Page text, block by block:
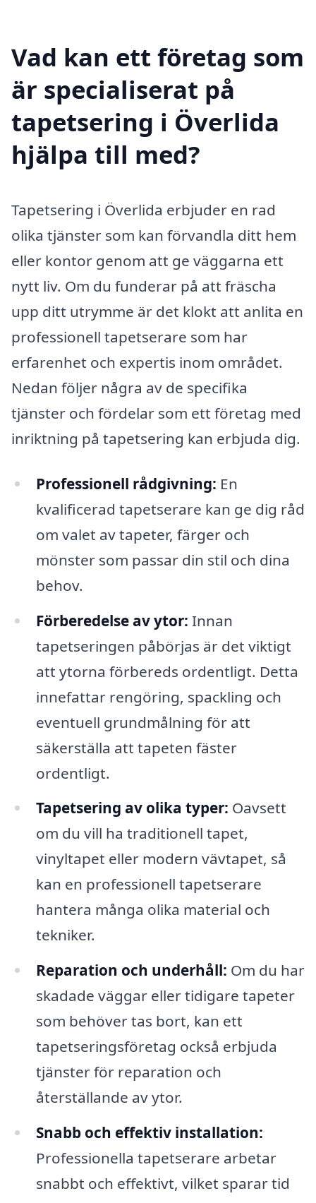
Vad kan ett företag som
är specialiserat på
tapetsering i Överlida
hjälpa till med?
Tapetsering i Överlida erbjuder en rad
olika tjänster som kan förvandla ditt hem
eller kontor genom att ge väggarna ett
nytt liv. Om du funderar på att fräscha
upp ditt utrymme är det klokt att anlita en
professionell tapetserare som har
erfarenhet och expertis inom området.
Nedan följer några av de specifika
tjänster och fördelar som ett företag med
inriktning på tapetsering kan erbjuda dig.
Professionell rådgivning: En
kvalificerad tapetserare kan ge dig råd
om valet av tapeter, färger och
mönster som passar din stil och dina
behov.
Förberedelse av ytor: Innan
tapetseringen påbörjas är det viktigt
att ytorna förbereds ordentligt. Detta
innefattar rengöring, spackling och
eventuell grundmålning för att
säkerställa att tapeten fäster
ordentligt.
Tapetsering av olika typer: Oavsett
om du vill ha traditionell tapet,
vinyltapet eller modern vävtapet, så
kan en professionell tapetserare
hantera många olika material och
tekniker.
Reparation och underhåll: Om du har
skadade väggar eller tidigare tapeter
som behöver tas bort, kan ett
tapetseringsföretag också erbjuda
tjänster för reparation och
återställande av ytor.
Snabb och effektiv installation:
Professionella tapetserare arbetar
snabbt och effektivt, vilket sparar tid